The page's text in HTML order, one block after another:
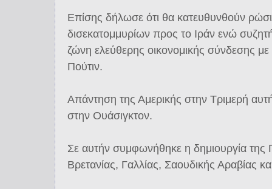
Επίσης δήλωσε ότι θα κατευθυνθούν
δισεκατομμυρίων προς το Ιράν ενώ
ζώνη ελεύθερης οικονομικής σύνδεσης
Πούτιν.
Απάντηση της Αμερικής στην Τριμερή
στην Ουάσιγκτον.
Σε αυτήν συμφωνήθηκε η δημιουργία
Βρετανίας, Γαλλίας, Σαουδικής Αραβίας